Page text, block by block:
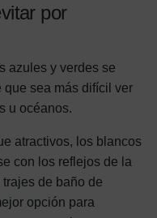
por
azules y verdes se
que sea más difícil ver
u océanos.
atractivos, los blancos
con los reflejos de la
trajes de baño de
opción para